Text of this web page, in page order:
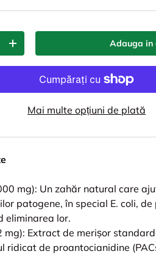
+ Adauga in
Mai multe opțiuni de plată
mg): Un zahăr natural care
patogene, în special E. coli,
eliminarea lor.
mg): Extract de merișor
ridicat de proantocianidine